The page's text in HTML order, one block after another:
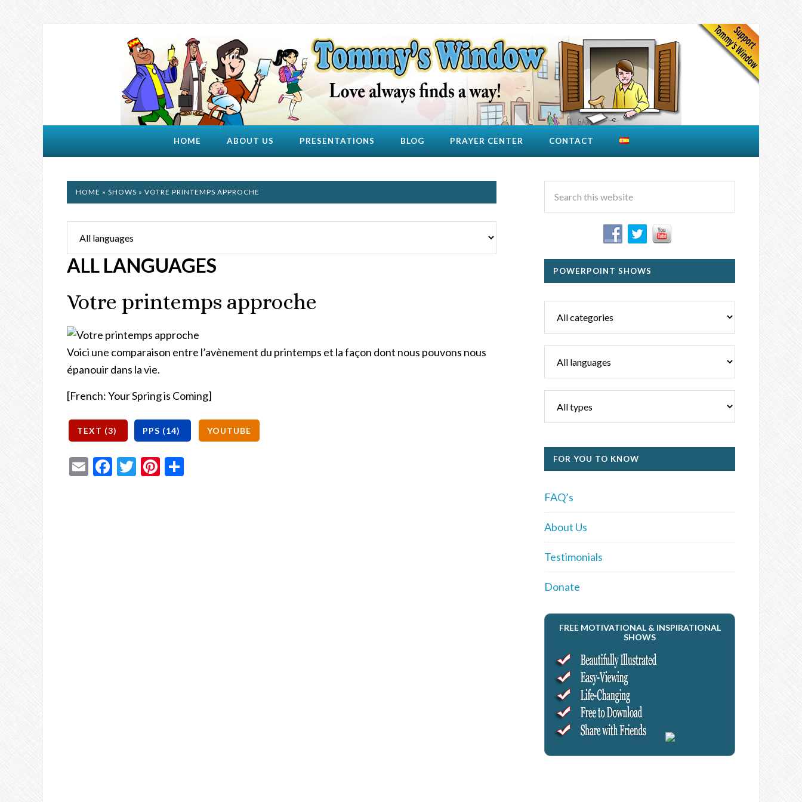
HOME ABOUT US PRESENTATIONS BLOG PRAYER CENTER CONTACT
HOME » SHOWS » VOTRE PRINTEMPS APPROCHE
ALL LANGUAGES
Votre printemps approche
Voici une comparaison entre l’avènement du printemps et la façon dont nous pouvons nous
épanouir dans la vie.
[French: Your Spring is Coming]
EmailFacebook
TwitterPinterest
POWERPOINT SHOWS
FOR YOU TO KNOW
FAQ’s
About Us
Testimonials
Donate
FREE MOTIVATIONAL & INSPIRATIONAL
SHOWS